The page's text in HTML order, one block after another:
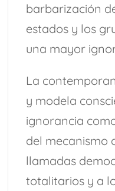
barbarización
estados y los
una mayor
La
y modela
ignorancia
del mecanismo
llamadas
totalitarios y a